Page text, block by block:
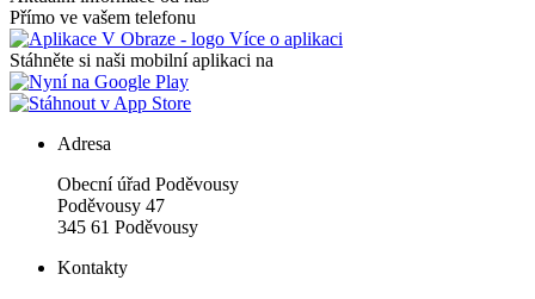
Přímo ve vašem telefonu
Více o aplikaci
Stáhněte si naši mobilní aplikaci na
Adresa
Obecní úřad Poděvousy
Poděvousy 47
345 61 Poděvousy
Kontakty